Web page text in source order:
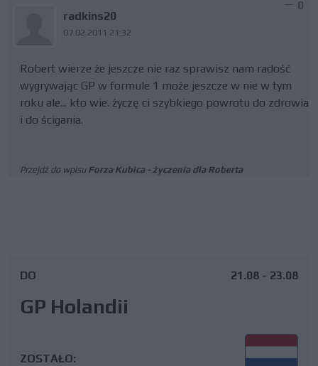
radkins20
07.02.2011 21:32
0
Robert wierze że jeszcze nie raz sprawisz nam radość
wygrywając GP w formule 1 może jeszcze w nie w tym
roku ale... kto wie. życzę ci szybkiego powrotu do zdrowia
i do ścigania.
Przejdź do wpisu Forza Kubica - życzenia dla Roberta
DO
GP Holandii
21.08 - 23.08
ZOSTAŁO: